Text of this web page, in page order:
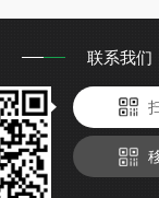
联系我们